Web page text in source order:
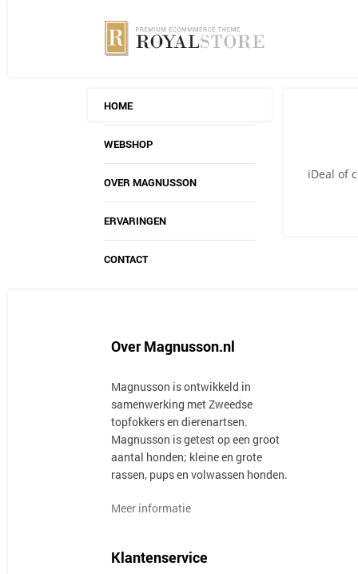
iDeal of
HOME
WEBSHOP
OVER MAGNUSSON
ERVARINGEN
CONTACT
Over Magnusson.nl
Magnusson is ontwikkeld in
samenwerking met Zweedse
topfokkers en dierenartsen.
Magnusson is getest op een groot
aantal honden; kleine en grote
rassen, pups en volwassen honden.
Meer informatie
Klantenservice